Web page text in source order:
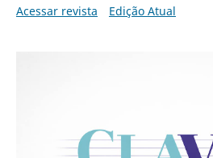
Acessar revista
Edição Atual